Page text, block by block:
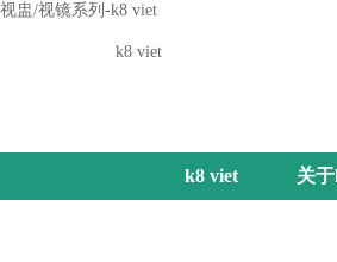
视盅/视镜系列-k8 viet
k8 viet
k8 viet 关